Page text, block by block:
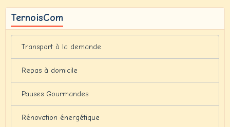
TernoisCom
Transport à la demande
Repas à domicile
Pauses Gourmandes
Rénovation énergétique